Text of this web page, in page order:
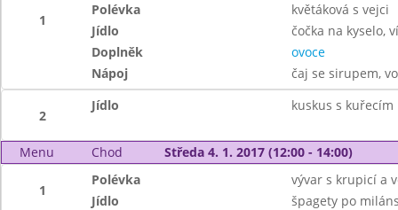
1
Polévka
květáková s vejci
Jídlo
čočka na kyselo,
Doplněk
ovoce
Nápoj
čaj se sirupem,
2
Jídlo kuskus s
Menu Chod Středa 4. 1. 2017 (12:00 - 14:00)
1
Polévka
vývar s krupicí a
Jídlo
špagety po